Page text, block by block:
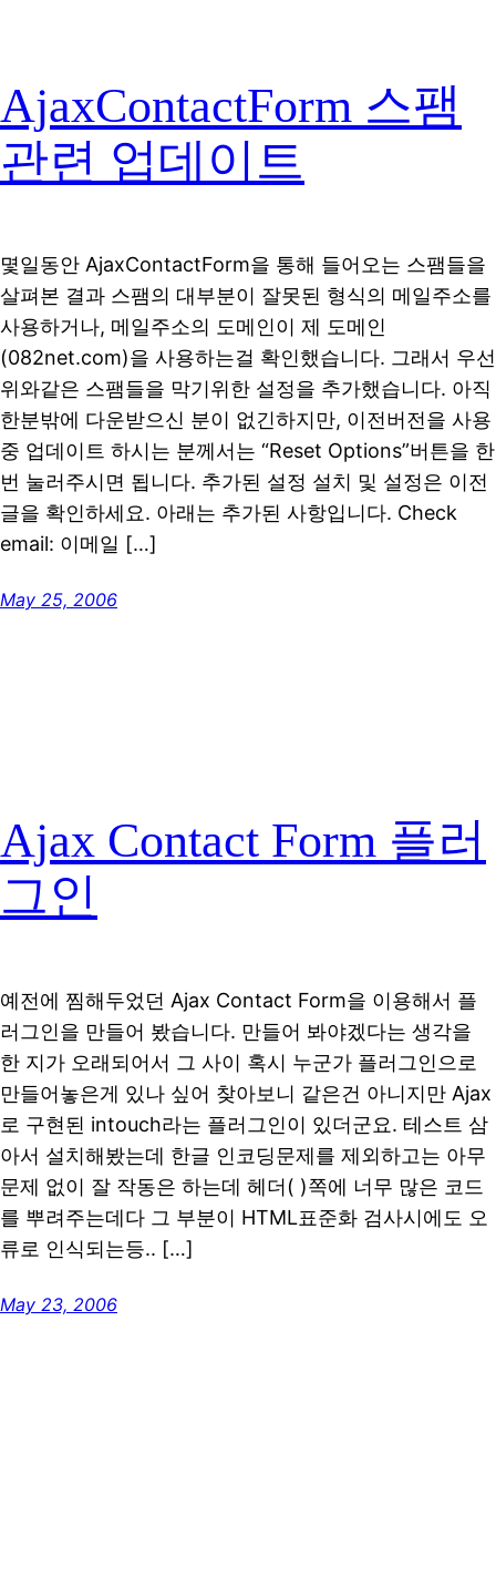
AjaxContactForm 스팸
관련 업데이트
몇일동안 AjaxContactForm을 통해 들어오는 스팸들을
살펴본 결과 스팸의 대부분이 잘못된 형식의 메일주소를
사용하거나, 메일주소의 도메인이 제 도메인
(082net.com)을 사용하는걸 확인했습니다. 그래서 우선
위와같은 스팸들을 막기위한 설정을 추가했습니다. 아직
한분밖에 다운받으신 분이 없긴하지만, 이전버전을 사용
중 업데이트 하시는 분께서는 “Reset Options”버튼을 한
번 눌러주시면 됩니다. 추가된 설정 설치 및 설정은 이전
글을 확인하세요. 아래는 추가된 사항입니다. Check
email: 이메일 […]
May 25, 2006
Ajax Contact Form 플러
그인
예전에 찜해두었던 Ajax Contact Form을 이용해서 플
러그인을 만들어 봤습니다. 만들어 봐야겠다는 생각을
한 지가 오래되어서 그 사이 혹시 누군가 플러그인으로
만들어놓은게 있나 싶어 찾아보니 같은건 아니지만 Ajax
로 구현된 intouch라는 플러그인이 있더군요. 테스트 삼
아서 설치해봤는데 한글 인코딩문제를 제외하고는 아무
문제 없이 잘 작동은 하는데 헤더( )쪽에 너무 많은 코드
를 뿌려주는데다 그 부분이 HTML표준화 검사시에도 오
류로 인식되는등.. […]
May 23, 2006